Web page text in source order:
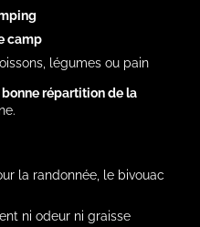
camp
légumes ou pain
bonne répartition de la
la randonnée, le bivouac
ni odeur ni graisse